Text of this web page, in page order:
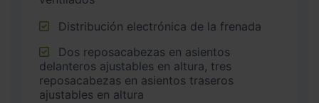
Distribución electrónica de la frenada
delanteros ajustables en altura, tres
reposacabezas en asientos traseros
ajustables en altura